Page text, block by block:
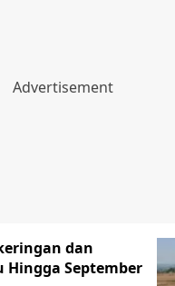
dan
September